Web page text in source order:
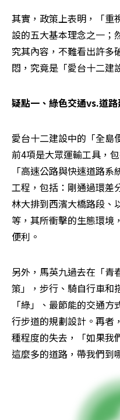
其實，政策上表明，「重
設的五大基本理念之一；
究其內容，不難看出許多
悶，究竟是「愛台十二建
疑點一、綠色交通vs.道
愛台十二建設中的「全島
前4項是大眾運輸工具，
「高速公路與快速道路
工程，包括：剛通過環差
林大排到西濱大橋路段、
等，其所衝擊的生態環境
便利。
另外，馬英九過去在「青
策」，步行、騎自行車和
「綠」、最節能的交通
行步道的規劃設計。再者
種程度的失去，「如果我
這麼多的道路，帶我們到